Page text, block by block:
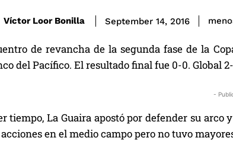
Víctor Loor Bonilla September 14, 2016
de revancha de la segunda fase de la
del Pacífico. El resultado final fue 0-0. Global
-
tiempo, La Guaira apostó por defender su
en el medio campo pero no tuvo